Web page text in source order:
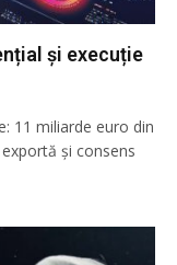
și execuție
11 miliarde euro din
și consens